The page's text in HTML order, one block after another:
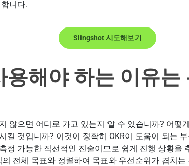
니다.
Slingshot 시도해보기
용해야 하는 이유는
않으면 어디로 가고 있는지 알 수 있습니까? 어떻
킬 것입니까? 이것이 정확히 OKR이 도움이 되는
정 가능한 직선적인 진술이므로 쉽게 진행 상황을
의 전체 목표와 정렬하여 목표와 우선순위가 겹치는